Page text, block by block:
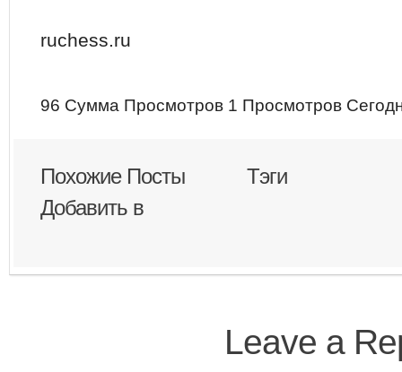
ruchess.ru
96 Сумма Просмотров 1 Просмотров
Похожие Посты
Тэги
Добавить в
Leave a